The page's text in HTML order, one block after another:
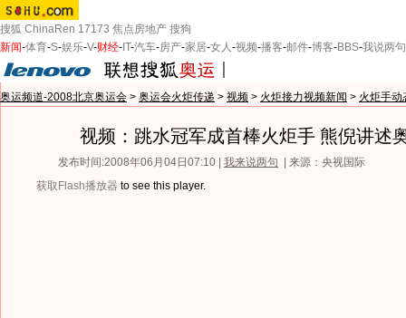
搜狐 ChinaRen 17173 焦点房地产 搜狗
新闻-体育-S-娱乐-V-财经- IT-汽车-房产-家居-女人-视频-播客-邮件-博客-BBS-我说两句
奥运频道-2008北京奥运会 > 奥运会火炬传递 > 视频 > 火炬接力视频新闻 > 火炬手动
视频：跳水冠军成首棒火炬手 熊倪讲述
发布时间:2008年06月04日07:10 | 我来说两句
| 来源：央视国际
获取Flash播放器 to see this player.